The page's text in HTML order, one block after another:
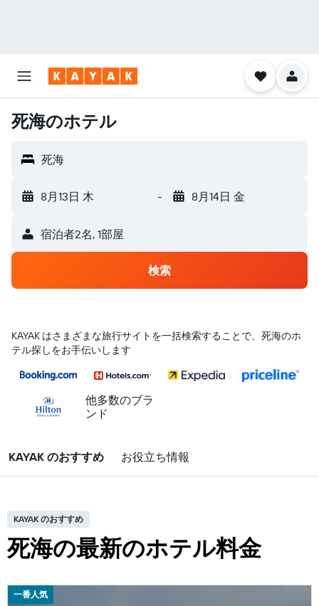
死海のホテル
死海
8月13日 木 - 8月14日 金
宿泊者2名, 1​部屋
検索
KAYAK はさまざまな旅行サイトを一括検索することで、死海のホ
テル探しをお手伝いします
他多数のブラ
ンド
KAYAK のおすすめ お役立ち情報
KAYAK のおすすめ
死海の最新のホテル料金
一番人気